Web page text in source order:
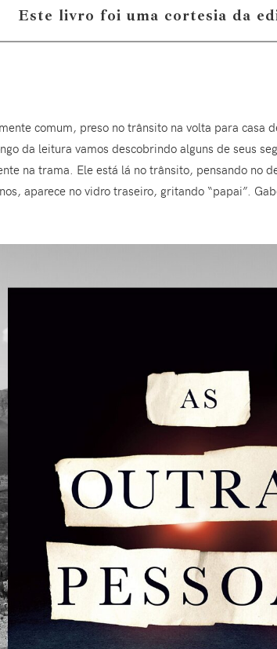
Este livro foi uma cortesia da
comum, preso no trânsito na volta para
da leitura vamos descobrindo alguns de seus
na trama. Ele está lá no trânsito, pensando no
aparece no vidro traseiro, gritando “papai”.